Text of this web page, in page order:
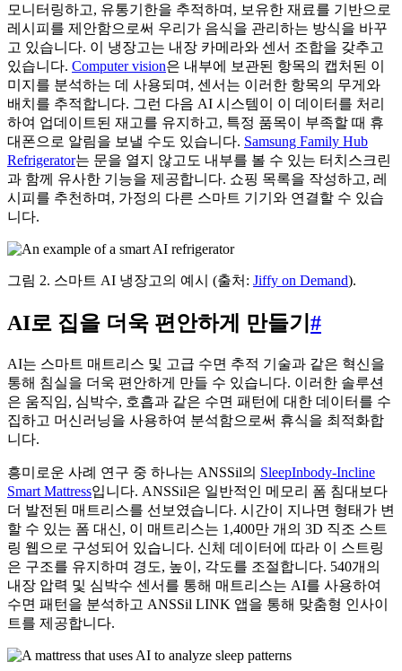
모니터링하고, 유통기한을 추적하며, 보유한 재료를 기반으로
레시피를 제안함으로써 우리가 음식을 관리하는 방식을 바꾸
고 있습니다. 이 냉장고는 내장 카메라와 센서 조합을 갖추고
있습니다. Computer vision은 내부에 보관된 항목의 캡처된 이
미지를 분석하는 데 사용되며, 센서는 이러한 항목의 무게와
배치를 추적합니다. 그런 다음 AI 시스템이 이 데이터를 처리
하여 업데이트된 재고를 유지하고, 특정 품목이 부족할 때 휴
대폰으로 알림을 보낼 수도 있습니다. Samsung Family Hub
Refrigerator는 문을 열지 않고도 내부를 볼 수 있는 터치스크린
과 함께 유사한 기능을 제공합니다. 쇼핑 목록을 작성하고, 레
시피를 추천하며, 가정의 다른 스마트 기기와 연결할 수 있습
니다.
그림 2. 스마트 AI 냉장고의 예시 (출처: Jiffy on Demand).
AI로 집을 더욱 편안하게 만들기 #
AI는 스마트 매트리스 및 고급 수면 추적 기술과 같은 혁신을
통해 침실을 더욱 편안하게 만들 수 있습니다. 이러한 솔루션
은 움직임, 심박수, 호흡과 같은 수면 패턴에 대한 데이터를 수
집하고 머신러닝을 사용하여 분석함으로써 휴식을 최적화합
니다.
흥미로운 사례 연구 중 하나는 ANSSil의 SleepInbody-Incline
Smart Mattress입니다. ANSSil은 일반적인 메모리 폼 침대보다
더 발전된 매트리스를 선보였습니다. 시간이 지나면 형태가 변
할 수 있는 폼 대신, 이 매트리스는 1,400만 개의 3D 직조 스트
링 웹으로 구성되어 있습니다. 신체 데이터에 따라 이 스트링
은 구조를 유지하며 경도, 높이, 각도를 조절합니다. 540개의
내장 압력 및 심박수 센서를 통해 매트리스는 AI를 사용하여
수면 패턴을 분석하고 ANSSil LINK 앱을 통해 맞춤형 인사이
트를 제공합니다.